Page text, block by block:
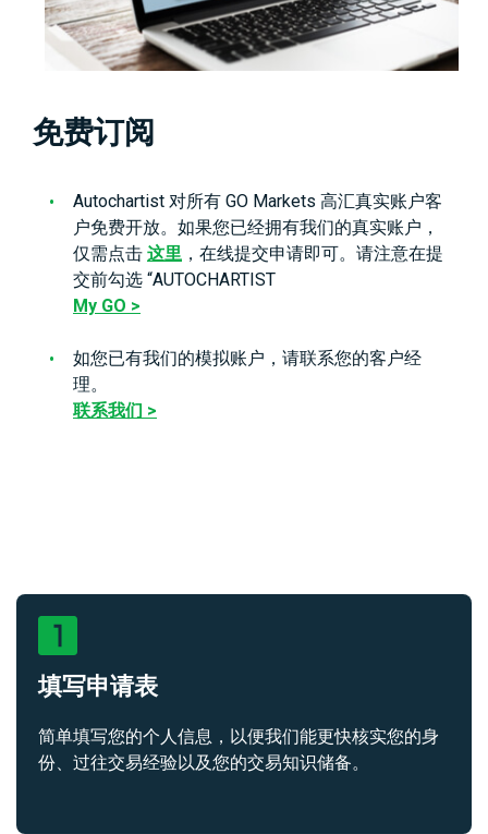
免费订阅
Autochartist 对所有 GO Markets 高汇真实账户客
户免费开放。如果您已经拥有我们的真实账户，
仅需点击 这里 ，在线提交申请即可。请注意在提
交前勾选 “AUTOCHARTIST
My GO >
如您已有我们的模拟账户，请联系您的客户经
理。
联系我们 >
填写申请表
简单填写您的个人信息，以便我们能更快核实您的身
份、过往交易经验以及您的交易知识储备。